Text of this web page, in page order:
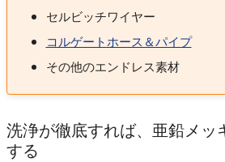
セルビッチワイヤー
コルゲートホース＆パイプ
その他のエンドレス素材
洗浄が徹底すれば、亜鉛メッ
する